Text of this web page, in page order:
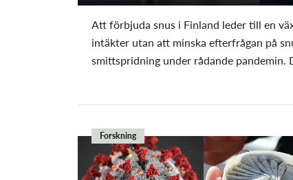
Att förbjuda snus i Finland leder till en
intäkter utan att minska efterfrågan på
smittspridning under rådande pandemin.
Forskning